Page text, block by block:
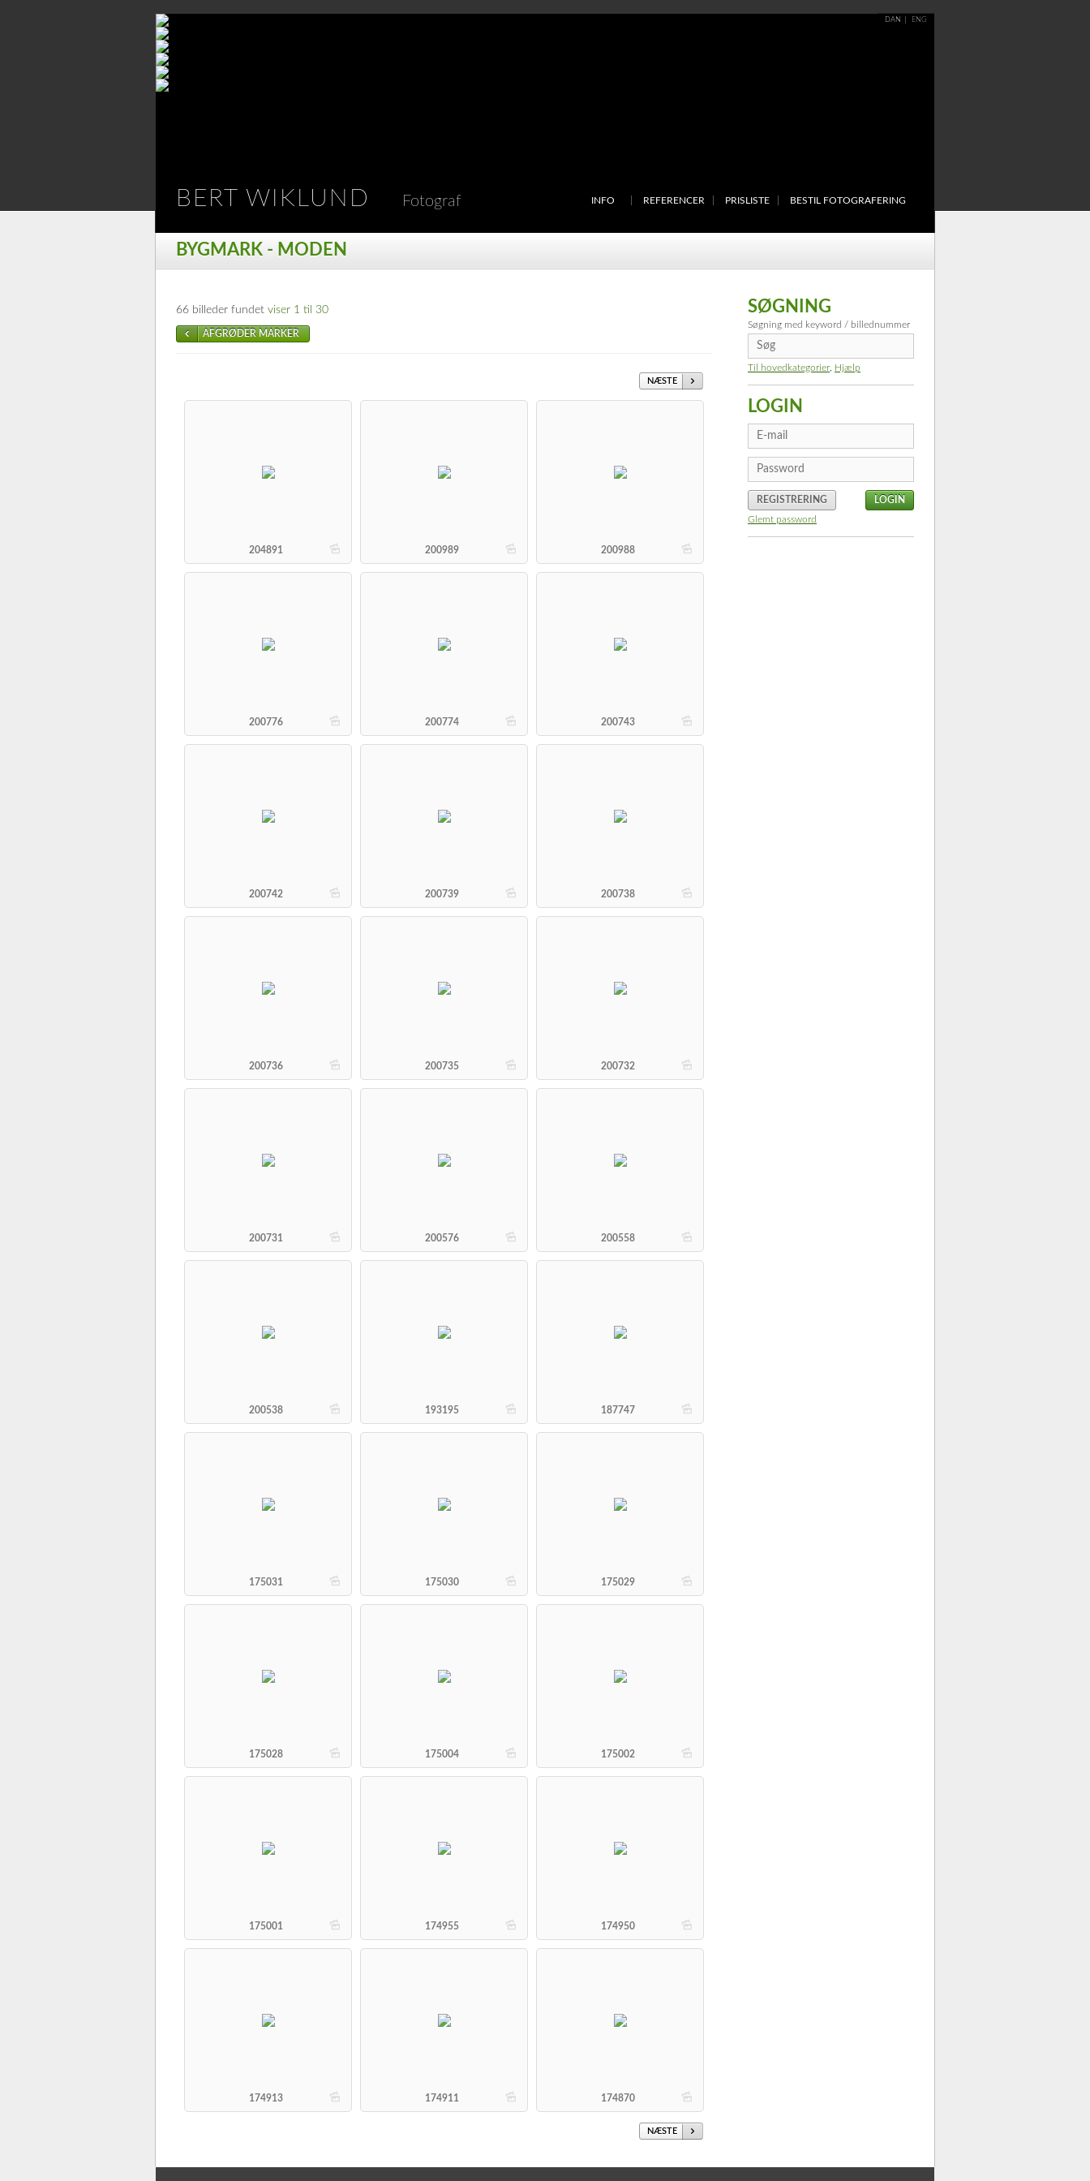
DAN ENG
BERT WIKLUND Fotograf INFO REFERENCER PRISLISTE BESTIL FOTOGRAFERING
BYGMARK - MODEN
66 billeder fundet viser 1 til 30
AFGRØDER MARKER
NÆSTE
b
204891 b
200989 b
200988
b
200776 b
200774 b
200743
b
200742 b
200739 b
200738
b
200736 b
200735 b
200732
b
200731 b
200576 b
200558
b
200538 b
193195 b
187747
b
175031 b
175030 b
175029
b
175028 b
175004 b
175002
b
175001 b
174955 b
174950
b
174913 b
174911 b
174870
NÆSTE
SØGNING
Søgning med keyword / billednummer
Til hovedkategorier Hjælp
LOGIN
REGISTRERING
Glemt password